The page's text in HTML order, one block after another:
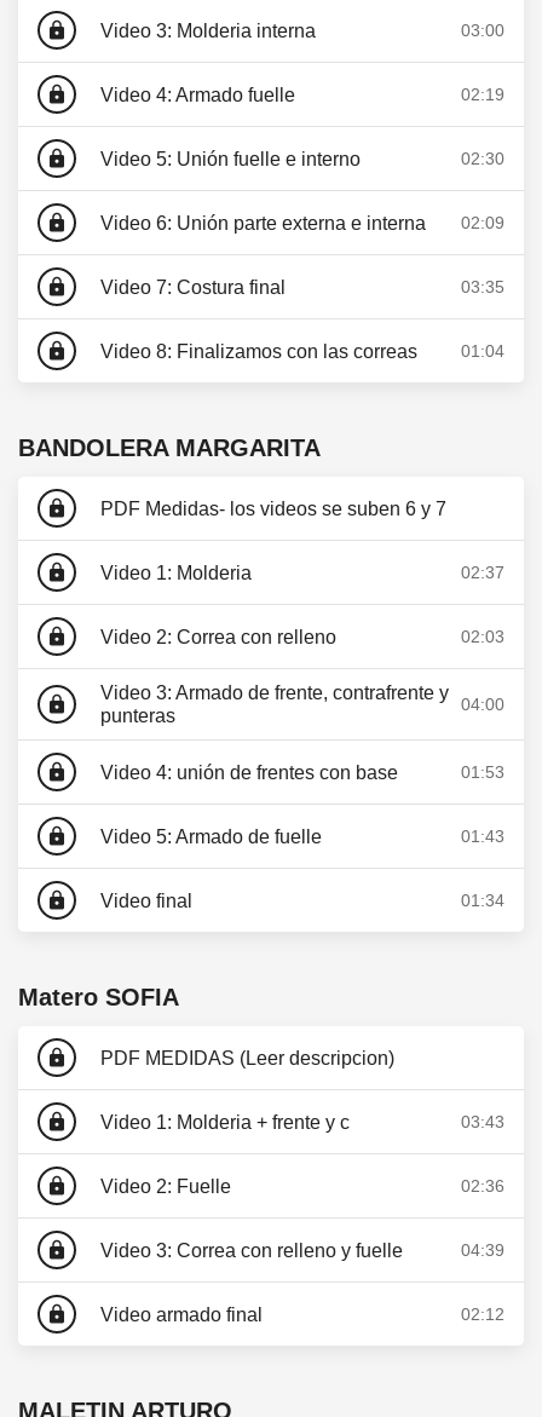
lock Video 3: Molderia interna 03:00
lock Video 4: Armado fuelle 02:19
lock Video 5: Unión fuelle e interno 02:30
lock Video 6: Unión parte externa e interna 02:09
lock Video 7: Costura final 03:35
lock Video 8: Finalizamos con las correas 01:04
BANDOLERA MARGARITA
lock PDF Medidas- los videos se suben 6 y 7
lock Video 1: Molderia 02:37
lock Video 2: Correa con relleno 02:03
lock
Video 3: Armado de frente, contrafrente y
punteras
04:00
lock Video 4: unión de frentes con base 01:53
lock Video 5: Armado de fuelle 01:43
lock Video final 01:34
Matero SOFIA
lock PDF MEDIDAS (Leer descripcion)
lock Video 1: Molderia + frente y c 03:43
lock Video 2: Fuelle 02:36
lock Video 3: Correa con relleno y fuelle 04:39
lock Video armado final 02:12
MALETIN ARTURO